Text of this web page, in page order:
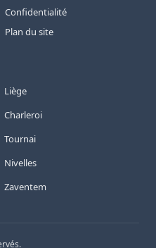
Confidentialité
Plan du site
Liège
Charleroi
Tournai
Nivelles
Zaventem